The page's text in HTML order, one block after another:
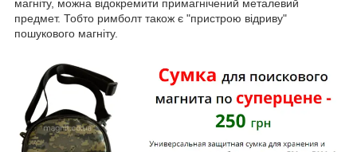
магніту, можна відокремити примагнічений металевий
предмет. Тобто римболт також є "пристрою відриву"
пошукового магніту.